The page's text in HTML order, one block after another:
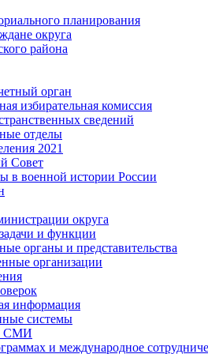
планирования
округа
района
орган
избирательная комиссия
сведений
отделы
2021
Совет
в военной истории России
округа
и функции
органы и представительства
организации
информация
системы
СМИ
и международное